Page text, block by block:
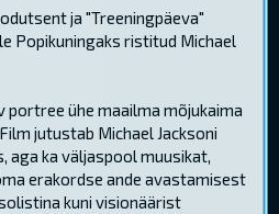
ja "Treeningpäeva"
Popikuningaks ristitud Michael
portree ühe maailma mõjukaima
jutustab Michael Jacksoni
aga ka väljaspool muusikat,
erakordse ande avastamisest
kuni visionäärist